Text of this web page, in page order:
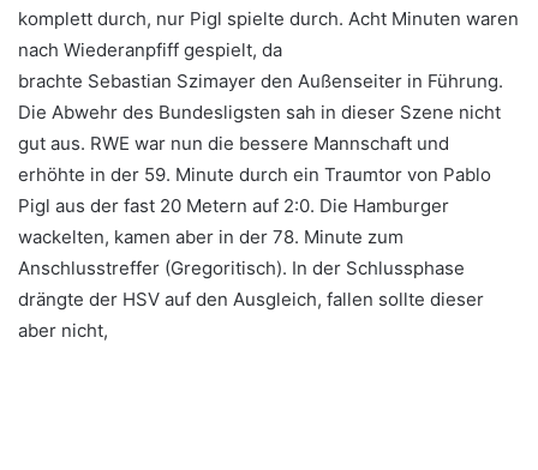
komplett durch, nur Pigl spielte durch. Acht Minuten waren
nach Wiederanpfiff gespielt, da
brachte Sebastian Szimayer den Außenseiter in Führung.
Die Abwehr des Bundesligsten sah in dieser Szene nicht
gut aus. RWE war nun die bessere Mannschaft und
erhöhte in der 59. Minute durch ein Traumtor von Pablo
Pigl aus der fast 20 Metern auf 2:0. Die Hamburger
wackelten, kamen aber in der 78. Minute zum
Anschlusstreffer (Gregoritisch). In der Schlussphase
drängte der HSV auf den Ausgleich, fallen sollte dieser
aber nicht,